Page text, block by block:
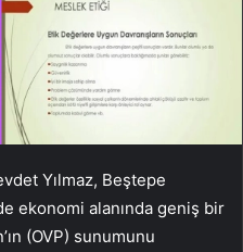
Yılmaz, Beştepe
ekonomi alanında geniş bir
(OVP) sunumunu